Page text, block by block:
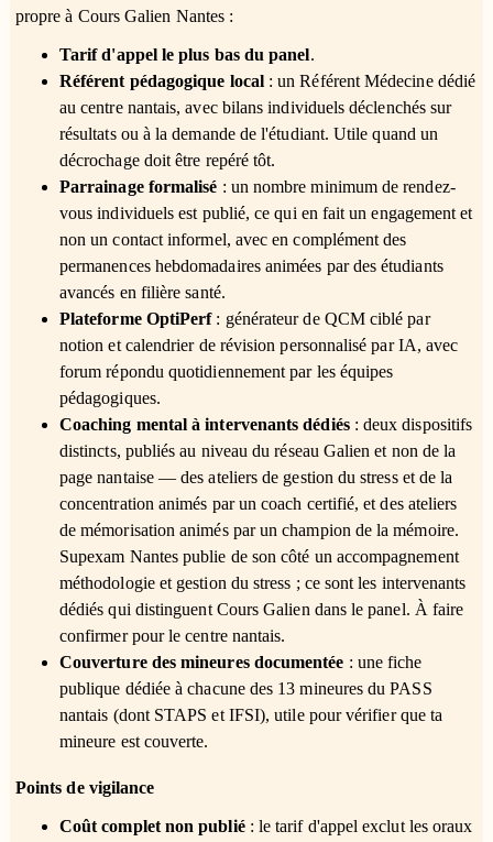
propre à Cours Galien Nantes :
Tarif d'appel le plus bas du panel.
Référent pédagogique local: un Référent Médecine dédié
au centre nantais, avec bilans individuels déclenchés sur
résultats ou à la demande de l'étudiant. Utile quand un
décrochage doit être repéré tôt.
Parrainage formalisé : un nombre minimum de rendez-
vous individuels est publié, ce qui en fait un engagement et
non un contact informel, avec en complément des
permanences hebdomadaires animées par des étudiants
avancés en filière santé.
Plateforme OptiPerf: générateur de QCM ciblé par
notion et calendrier de révision personnalisé par IA, avec
forum répondu quotidiennement par les équipes
pédagogiques.
Coaching mental à intervenants dédiés: deux dispositifs
distincts, publiés au niveau du réseau Galien et non de la
page nantaise — des ateliers de gestion du stress et de la
concentration animés par un coach certifié, et des ateliers
de mémorisation animés par un champion de la mémoire.
Supexam Nantes publie de son côté un accompagnement
méthodologie et gestion du stress ; ce sont les intervenants
dédiés qui distinguent Cours Galien dans le panel. À faire
confirmer pour le centre nantais.
Couverture des mineures documentée : une fiche
publique dédiée à chacune des 13 mineures du PASS
nantais (dont STAPS et IFSI), utile pour vérifier que ta
mineure est couverte.
Points de vigilance
Coût complet non publié: le tarif d'appel exclut les oraux